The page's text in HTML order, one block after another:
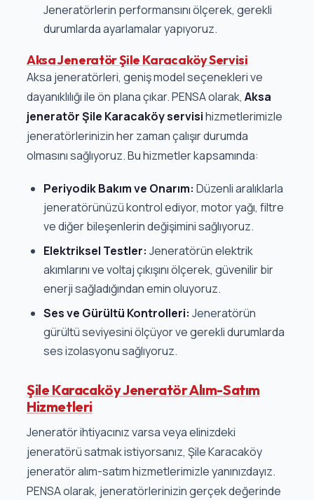
Jeneratörlerin performansını ölçerek, gerekli
durumlarda ayarlamalar yapıyoruz.
Aksa Jeneratör Şile Karacaköy Servisi
Aksa jeneratörleri, geniş model seçenekleri ve
dayanıklılığı ile ön plana çıkar. PENSA olarak, Aksa
jeneratör Şile Karacaköy servisihizmetlerimizle
jeneratörlerinizin her zaman çalışır durumda
olmasını sağlıyoruz. Bu hizmetler kapsamında:
Periyodik Bakım ve Onarım: Düzenli aralıklarla
jeneratörünüzü kontrol ediyor, motor yağı, filtre
ve diğer bileşenlerin değişimini sağlıyoruz.
Elektriksel Testler: Jeneratörün elektrik
akımlarını ve voltaj çıkışını ölçerek, güvenilir bir
enerji sağladığından emin oluyoruz.
Ses ve Gürültü Kontrolleri: Jeneratörün
gürültü seviyesini ölçüyor ve gerekli durumlarda
ses izolasyonu sağlıyoruz.
Şile Karacaköy Jeneratör Alım-Satım
Hizmetleri
Jeneratör ihtiyacınız varsa veya elinizdeki
jeneratörü satmak istiyorsanız, Şile Karacaköy
jeneratör alım-satım hizmetlerimizle yanınızdayız.
PENSA olarak, jeneratörlerinizin gerçek değerinde